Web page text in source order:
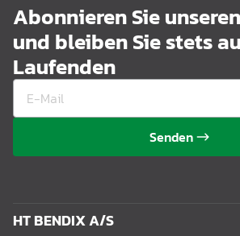
Abonnieren Sie
und bleiben Sie stets
Laufenden
Senden
HT BENDIX A/S